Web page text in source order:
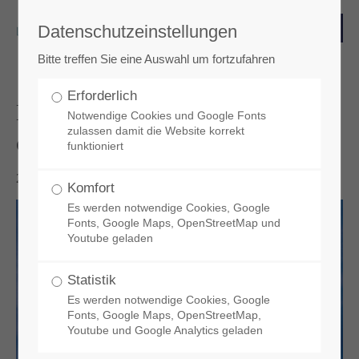
Login
Register|Lost your password?
Denkmalsanierung 2019/2020
erschienen
2019-07-16 16:34
Datenschutzeinstellungen
Bitte treffen Sie eine Auswahl um fortzufahren
Erforderlich
Notwendige Cookies und Google Fonts
zulassen damit die Website korrekt
funktioniert
Komfort
Es werden notwendige Cookies, Google
Fonts, Google Maps, OpenStreetMap und
Youtube geladen
Statistik
Es werden notwendige Cookies, Google
Fonts, Google Maps, OpenStreetMap,
Youtube und Google Analytics geladen